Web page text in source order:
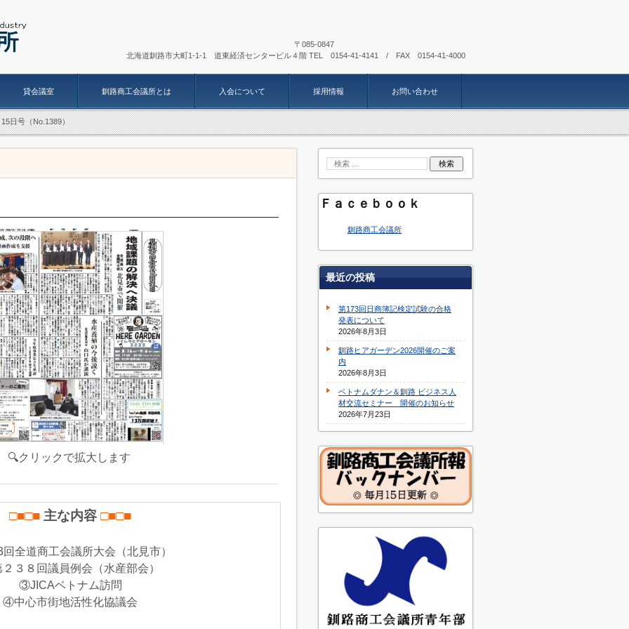
〒085-0847
北海道釧路市大町1-1-1 道東経済センタービル４階 TEL 0154-41-4141 / FAX 0154-41-4000
貸会議室 釧路商工会議所とは 入会について 採用情報 お問い合わせ
日号（No.1389）
🔍クリックで拡大します
□■□■ 主な内容 □■□■
全道商工会議所大会（北見市）
３８回議員例会（水産部会）
③JICAベトナム訪問
④中心市街地活性化協議会
Ｆａｃｅｂｏｏｋ
釧路商工会議所
最近の投稿
第173回日商簿記検定試験の合格
発表について
2026年8月3日
釧路ヒアガーデン2026開催のご案
内
2026年8月3日
ベトナムダナン＆釧路 ビジネス人
材交流セミナー 開催のお知らせ
2026年7月23日